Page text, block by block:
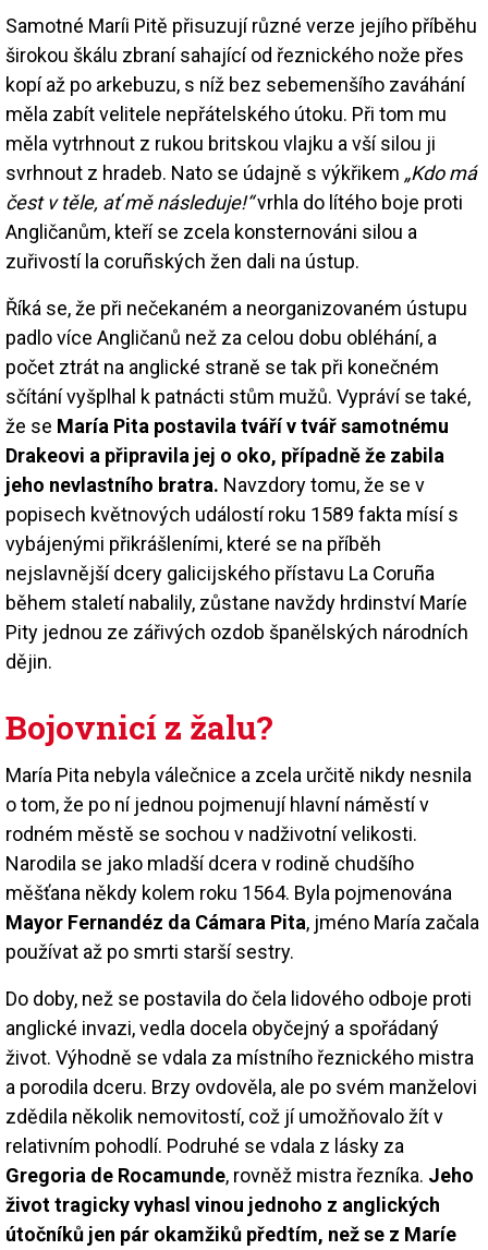
Samotné Maríi Pitě přisuzují různé verze jejího příběhu
širokou škálu zbraní sahající od řeznického nože přes
kopí až po arkebuzu, s níž bez sebemenšího zaváhání
měla zabít velitele nepřátelského útoku. Při tom mu
měla vytrhnout z rukou britskou vlajku a vší silou ji
svrhnout z hradeb. Nato se údajně s výkřikem „Kdo má
čest v těle, ať mě následuje!“vrhla do lítého boje proti
Angličanům, kteří se zcela konsternováni silou a
zuřivostí la coruñských žen dali na ústup.
Říká se, že při nečekaném a neorganizovaném ústupu
padlo více Angličanů než za celou dobu obléhání, a
počet ztrát na anglické straně se tak při konečném
sčítání vyšplhal k patnácti stům mužů. Vypráví se také,
že se María Pita postavila tváří v tvář samotnému
Drakeovi a připravila jej o oko, případně že zabila
jeho nevlastního bratra. Navzdory tomu, že se v
popisech květnových událostí roku 1589 fakta mísí s
vybájenými přikrášleními, které se na příběh
nejslavnější dcery galicijského přístavu La Coruña
během staletí nabalily, zůstane navždy hrdinství Maríe
Pity jednou ze zářivých ozdob španělských národních
dějin.
Bojovnicí z žalu?
María Pita nebyla válečnice a zcela určitě nikdy nesnila
o tom, že po ní jednou pojmenují hlavní náměstí v
rodném městě se sochou v nadživotní velikosti.
Narodila se jako mladší dcera v rodině chudšího
měšťana někdy kolem roku 1564. Byla pojmenována
Mayor Fernandéz da Cámara Pita, jméno María začala
používat až po smrti starší sestry.
Do doby, než se postavila do čela lidového odboje proti
anglické invazi, vedla docela obyčejný a spořádaný
život. Výhodně se vdala za místního řeznického mistra
a porodila dceru. Brzy ovdověla, ale po svém manželovi
zdědila několik nemovitostí, což jí umožňovalo žít v
relativním pohodlí. Podruhé se vdala z lásky za
Gregoria de Rocamunde, rovněž mistra řezníka. Jeho
život tragicky vyhasl vinou jednoho z anglických
útočníků jen pár okamžiků předtím, než se z Maríe